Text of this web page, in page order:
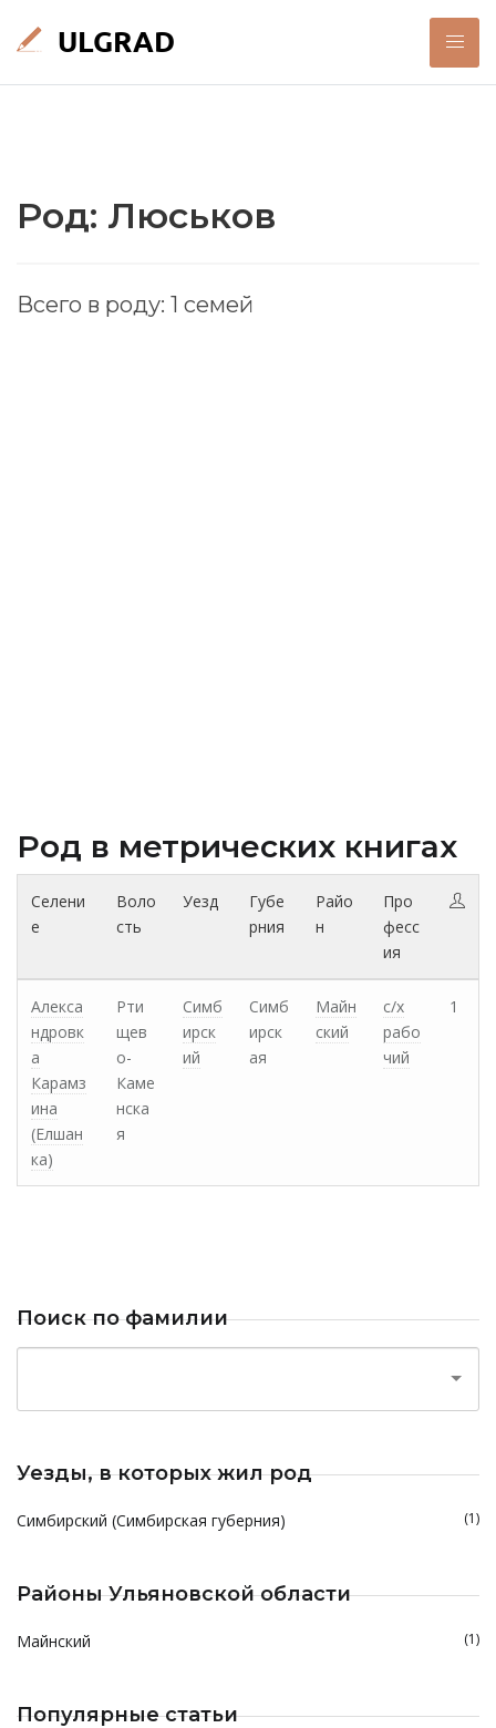
Род: Люськов
Всего в роду: 1 семей
Род в метрических книгах
Селени
е
Воло
сть
Уезд
Губе
рния
Райо
н
Про
фесс
ия
Алекса
ндровк
а
Карамз
ина
(Елшан
ка)
Рти
щев
о-
Каме
нска
я
Симб
ирск
ий
Симб
ирск
ая
Майн
ский
с/х
рабо
чий
1
Поиск по фамилии
Уезды, в которых жил род
Симбирский (Симбирская губерния) (1)
Районы Ульяновской области
Майнский (1)
Популярные статьи